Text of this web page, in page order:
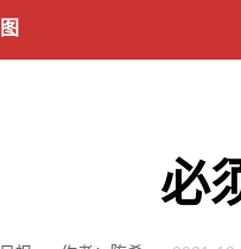
必